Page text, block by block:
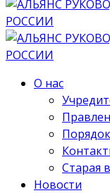
О нас
Старая
Новости